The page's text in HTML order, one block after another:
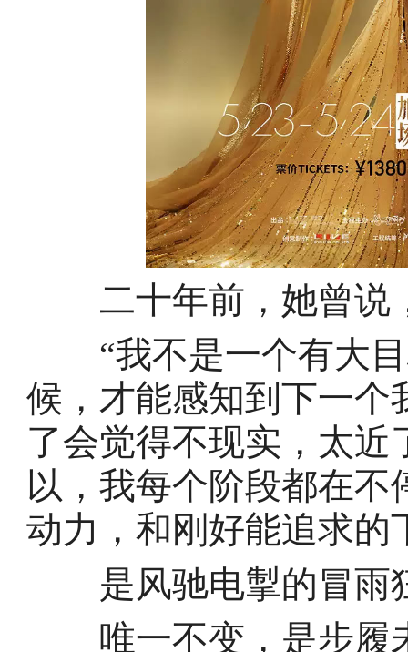
二十年前，她曾说
“我不是一个有大目
候，才能感知到下一个
了会觉得不现实，太
以，我每个阶段都在
动力，和刚好能追求的
是风驰电掣的冒雨
唯一不变，是步履